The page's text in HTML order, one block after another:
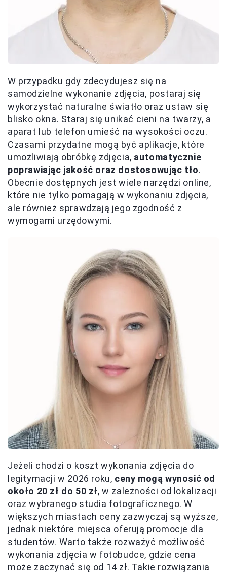
W przypadku gdy zdecydujesz się na
samodzielne wykonanie zdjęcia, postaraj się
wykorzystać naturalne światło oraz ustaw się
blisko okna. Staraj się unikać cieni na twarzy, a
aparat lub telefon umieść na wysokości oczu.
Czasami przydatne mogą być aplikacje, które
umożliwiają obróbkę zdjęcia, automatycznie
poprawiając jakość oraz dostosowując tło.
Obecnie dostępnych jest wiele narzędzi online,
które nie tylko pomagają w wykonaniu zdjęcia,
ale również sprawdzają jego zgodność z
wymogami urzędowymi.
Jeżeli chodzi o koszt wykonania zdjęcia do
legitymacji w 2026 roku, ceny mogą wynosić od
około 20 zł do 50 zł, w zależności od lokalizacji
oraz wybranego studia fotograficznego. W
większych miastach ceny zazwyczaj są wyższe,
jednak niektóre miejsca oferują promocje dla
studentów. Warto także rozważyć możliwość
wykonania zdjęcia w fotobudce, gdzie cena
może zaczynać się od 14 zł. Takie rozwiązania